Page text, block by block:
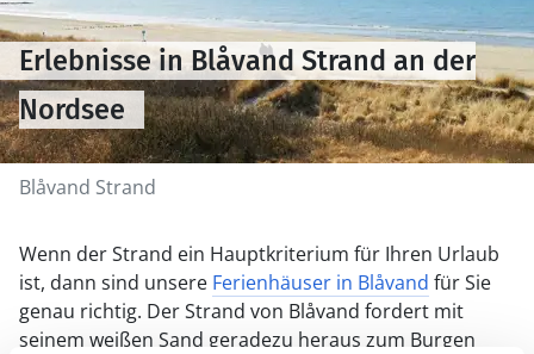
Blåvand Strand
Erlebnisse in Blåvand Strand an der
Nordsee
Wenn der Strand ein Hauptkriterium für Ihren Urlaub
ist, dann sind unsere Ferienhäuser in Blåvand für Sie
genau richtig. Der Strand von Blåvand fordert mit
seinem weißen Sand geradezu heraus zum Burgen